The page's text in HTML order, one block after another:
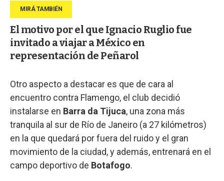
El motivo por el que Ignacio Ruglio fue
invitado a viajar a México en
representación de Peñarol
Otro aspecto a destacar es que de cara al
encuentro contra Flamengo, el club decidió
instalarse en Barra da Tijuca, una zona más
tranquila al sur de Río de Janeiro (a 27 kilómetros)
en la que quedará por fuera del ruido y el gran
movimiento de la ciudad, y además, entrenará en el
campo deportivo de Botafogo.